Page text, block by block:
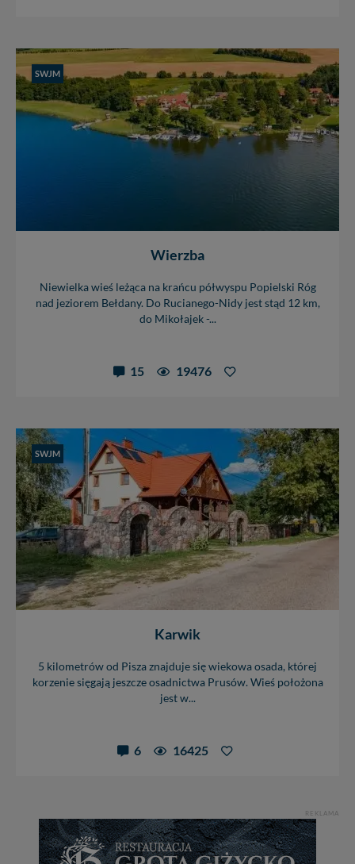
SWJM
Wierzba
Niewielka wieś leżąca na krańcu półwyspu Popielski Róg
nad jeziorem Bełdany. Do Rucianego-Nidy jest stąd 12 km,
do Mikołajek -...
15 19476
SWJM
Karwik
5 kilometrów od Pisza znajduje się wiekowa osada, której
korzenie sięgają jeszcze osadnictwa Prusów. Wieś położona
jest w...
6 16425
REKLAMA